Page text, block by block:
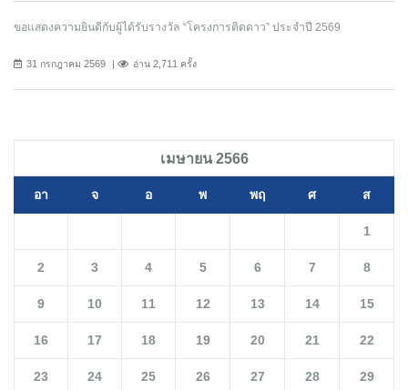
ขอแสดงความยินดีกับผู้ได้รับรางวัล “โครงการติดดาว” ประจำปี 2569
31 กรกฎาคม 2569 อ่าน 2,711 ครั้ง
เมษายน 2566
อา จ อ พ พฤ ศ ส
1
2 3 4 5 6 7 8
9 10 11 12 13 14 15
16 17 18 19 20 21 22
23 24 25 26 27 28 29